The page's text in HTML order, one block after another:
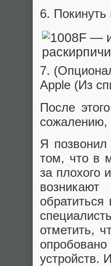
6.
7.
Apple (Из
После
сожалению,
Я
том, что в
за плохого
отметить,
устройств.